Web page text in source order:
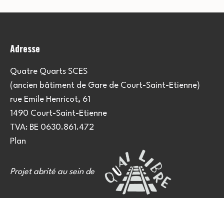
Adresse
Quatre Quarts SCES
(ancien bâtiment de Gare de Court-Saint-Etienne)
rue Emile Henricot, 61
1490 Court-Saint-Etienne
TVA: BE 0630.861.472
Plan
Projet abrité au sein de